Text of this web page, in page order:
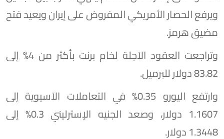
ويرفع الحصار الأمريكي المفروض على إيران ويعيد فتح
مضيق هرمز.
وتراجعت العقود الآجلة لخام برنت بأكثر من 4% إلى
83.82 دولار للبرميل.
وارتفع اليورو 0.35% في التعاملات الآسيوية إلى
1.1607 دولار، وصعد الجنيه الإسترليني 0.3% إلى
1.3448 دولار.